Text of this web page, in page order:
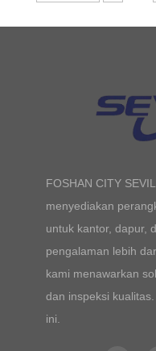
FOSHAN CITY
menyediakan
untuk kantor, dapur,
pengalaman lebih
kami menawarkan
dan inspeksi
ini.